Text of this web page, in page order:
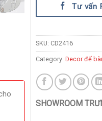
Tư vấn
SKU: CD2416
Category: Decor để
SHOWROOM